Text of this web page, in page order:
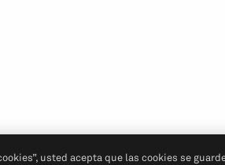
usted acepta que las cookies se